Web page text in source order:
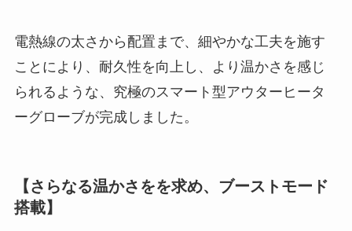
電熱線の太さから配置まで、細やかな工夫を施す
ことにより、耐久性を向上し、より温かさを感じ
られるような、究極のスマート型アウターヒータ
ーグローブが完成しました。
【さらなる温かさをを求め、ブーストモード
搭載】